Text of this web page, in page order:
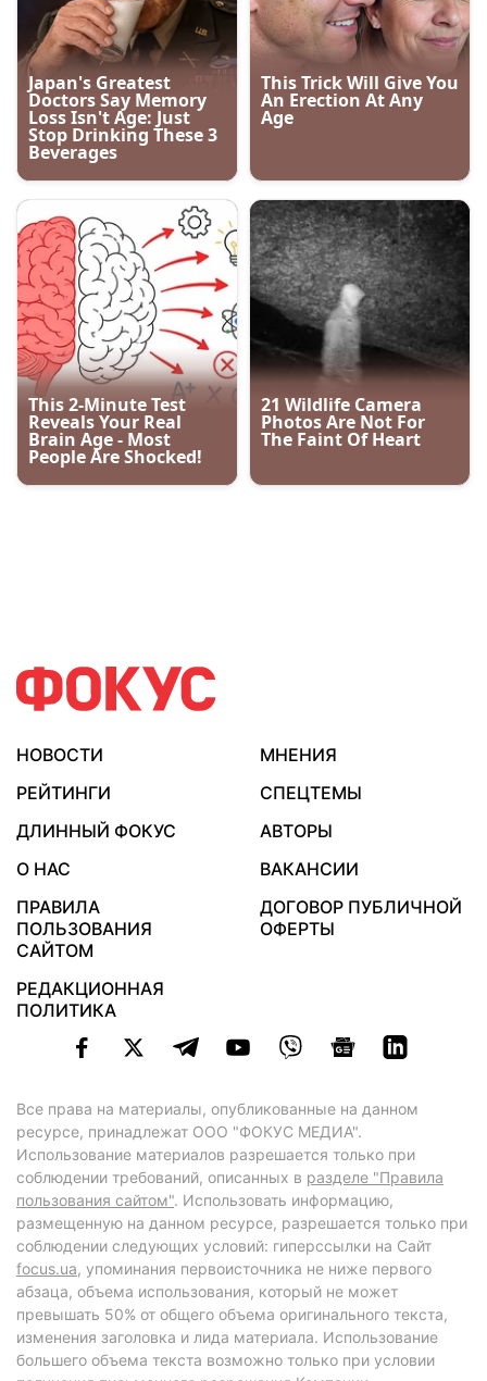
НОВОСТИ
МНЕНИЯ
РЕЙТИНГИ
СПЕЦТЕМЫ
ДЛИННЫЙ ФОКУС
АВТОРЫ
О НАС
ВАКАНСИИ
ПРАВИЛА
ПОЛЬЗОВАНИЯ
САЙТОМ
ДОГОВОР ПУБЛИЧНОЙ
ОФЕРТЫ
РЕДАКЦИОННАЯ
ПОЛИТИКА
Все права на материалы, опубликованные на данном
ресурсе, принадлежат ООО "ФОКУС МЕДИА".
Использование материалов разрешается только при
соблюдении требований, описанных в разделе "Правила
пользования сайтом". Использовать информацию,
размещенную на данном ресурсе, разрешается только при
соблюдении следующих условий: гиперссылки на Сайт
focus.ua, упоминания первоисточника не ниже первого
абзаца, объема использования, который не может
превышать 50% от общего объема оригинального текста,
изменения заголовка и лида материала. Использование
большего объема текста возможно только при условии